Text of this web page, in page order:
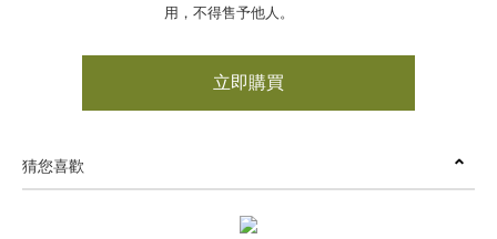
用，不得售予他人。
立即購買
猜您喜歡